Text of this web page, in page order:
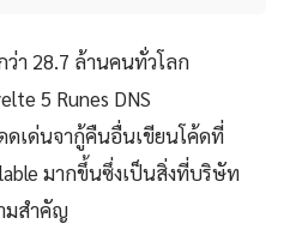
า 28.7 ล้านคนทั่วโลก
5 Runes DNS
ดเด่นจากู้คืนอื่นเขียนโค้ดที่
มากขึ้นซึ่งเป็นสิ่งที่บริษัท
มสำคัญ